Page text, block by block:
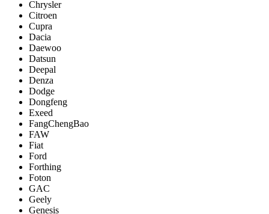
Chrysler
Citroen
Cupra
Dacia
Daewoo
Datsun
Deepal
Denza
Dodge
Dongfeng
Exeed
FangChengBao
FAW
Fiat
Ford
Forthing
Foton
GAC
Geely
Genesis